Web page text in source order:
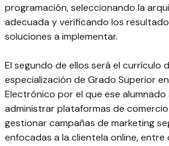
programación, seleccionando la
adecuada y verificando los
soluciones a implementar.
El segundo de ellos será el currículo
especialización de Grado Superior
Electrónico por el que ese alumnado
administrar plataformas de
gestionar campañas de marketing
enfocadas a la clientela online, entre